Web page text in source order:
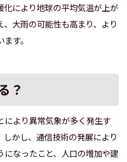
化により地球の平均気温が上が
大雨の可能性も高まり、より
す。
？
により異常気象が多く発生す
かし、通信技術の発展により
なったこと、人口の増加や建